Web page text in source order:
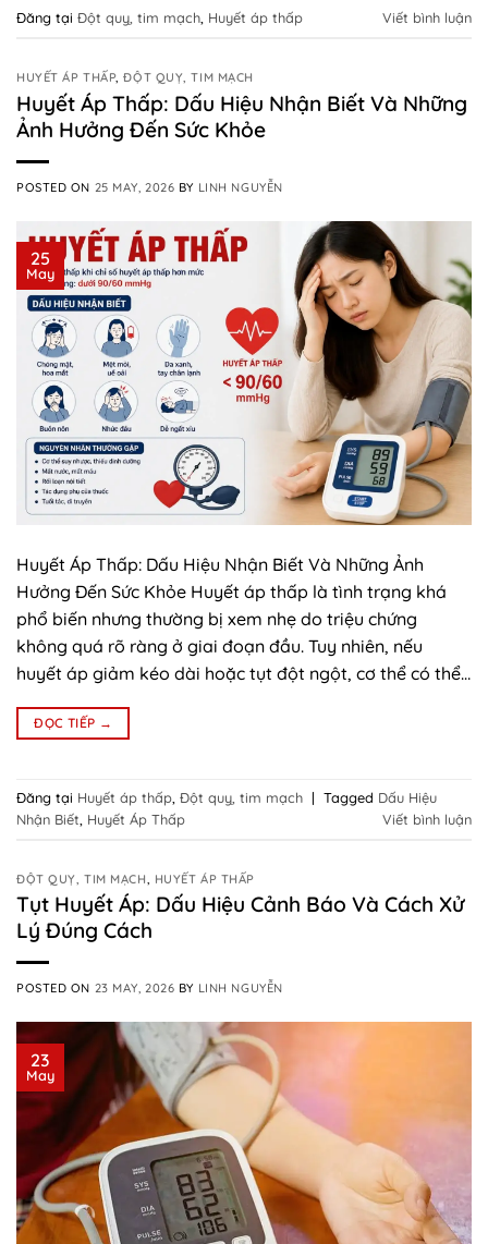
Đăng tại Đột quỵ, tim mạch, Huyết áp thấp Viết bình luận
HUYẾT ÁP THẤP,ĐỘT QUỴ, TIM MẠCH
Huyết Áp Thấp: Dấu Hiệu Nhận Biết Và Những
Ảnh Hưởng Đến Sức Khỏe
POSTED ON 25 MAY, 2026 BY LINH NGUYỄN
25
May
Huyết Áp Thấp: Dấu Hiệu Nhận Biết Và Những Ảnh
Hưởng Đến Sức Khỏe Huyết áp thấp là tình trạng khá
phổ biến nhưng thường bị xem nhẹ do triệu chứng
không quá rõ ràng ở giai đoạn đầu. Tuy nhiên, nếu
huyết áp giảm kéo dài hoặc tụt đột ngột, cơ thể có thể…
ĐỌC TIẾP →
Đăng tại Huyết áp thấp Đột quỵ, tim mạch | Tagged Dấu Hiệu
Nhận Biết Huyết Áp Thấp Viết bình luận
ĐỘT QUỴ, TIM MẠCH HUYẾT ÁP THẤP
Tụt Huyết Áp: Dấu Hiệu Cảnh Báo Và Cách Xử
Lý Đúng Cách
POSTED ON 23 MAY, 2026 BY LINH NGUYỄN
23
May